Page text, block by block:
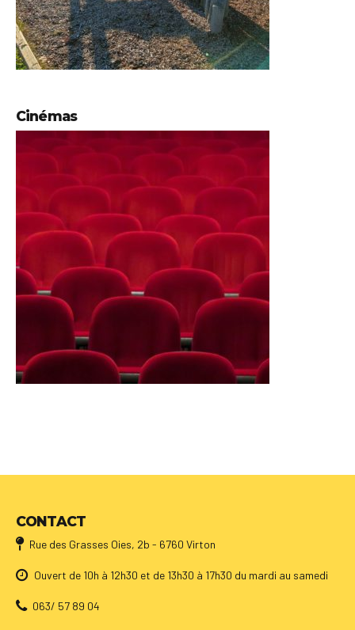
Cinémas
CONTACT
Rue des Grasses Oies, 2b - 6760 Virton
Ouvert de 10h à 12h30 et de 13h30 à 17h30 du mardi au samedi
063/ 57 89 04